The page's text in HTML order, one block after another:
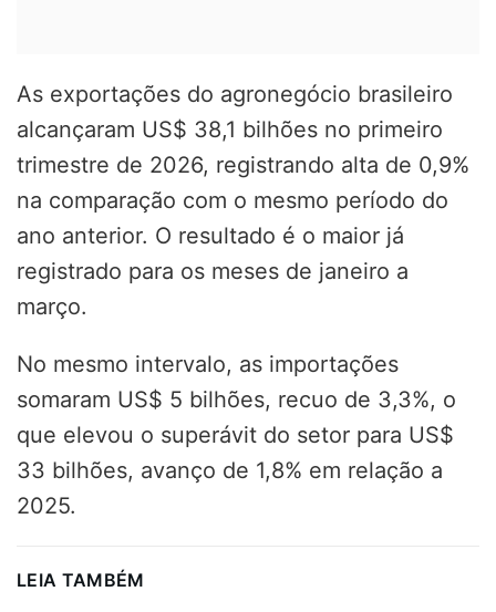
As exportações do agronegócio brasileiro
alcançaram US$ 38,1 bilhões no primeiro
trimestre de 2026, registrando alta de 0,9%
na comparação com o mesmo período do
ano anterior. O resultado é o maior já
registrado para os meses de janeiro a
março.
No mesmo intervalo, as importações
somaram US$ 5 bilhões, recuo de 3,3%, o
que elevou o superávit do setor para US$
33 bilhões, avanço de 1,8% em relação a
2025.
LEIA TAMBÉM